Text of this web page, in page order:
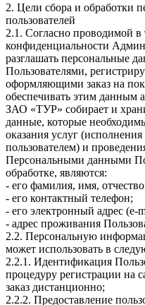
2. Цели сбора и обработки
пользователей
2.1. Согласно проводимой
конфиденциальности
разглашать персональные
Пользователями,
оформляющими заказ на
обеспечивать этим данным
ЗАО «ТУР» собирает и
данные, которые
оказания услуг
пользователем) и
Персональными данными
обработке, являются:
- его фамилия, имя,
- его контактный телефон;
- его электронный адрес (e-
- адрес проживания
2.2. Персональную
может использовать в
2.2.1. Идентификация
процедуру регистрации на
заказ дистанционно;
2.2.2. Предоставление